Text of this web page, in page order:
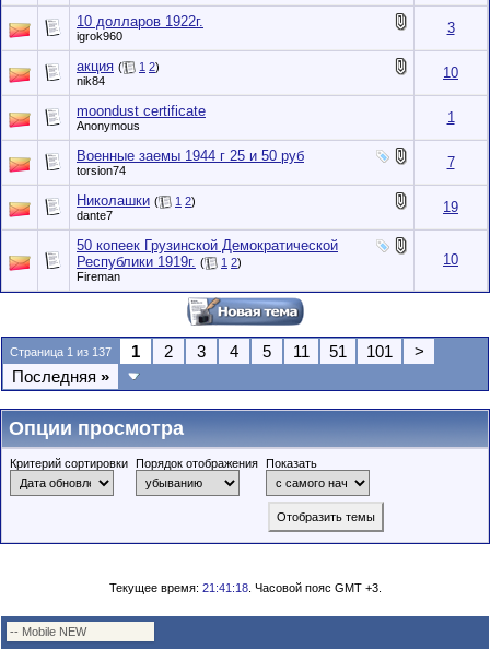
10 долларов 1922г.
igrok960 3
акция ( 1 2)
nik84
10
moondust certificate
Anonymous 1
Военные заемы 1944 г 25 и 50 руб
torsion74 7
Николашки ( 1 2)
dante7
19
50 копеек Грузинской Демократической
Республики 1919г. ( 1 2)
Fireman
10
Страница 1 из 137 1 2 3 4 5 11 51 101
>
Последняя »
Опции просмотра
Критерий сортировки Порядок отображения Показать
Текущее время: 21:41:18. Часовой пояс GMT +3.